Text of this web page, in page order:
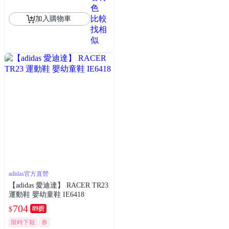
加入購物車
色
比較
找相
似
adidas官方直營
【adidas 愛迪達】 RACER TR23
運動鞋 嬰幼童鞋 IE6418
$704 89折
限時下殺
券